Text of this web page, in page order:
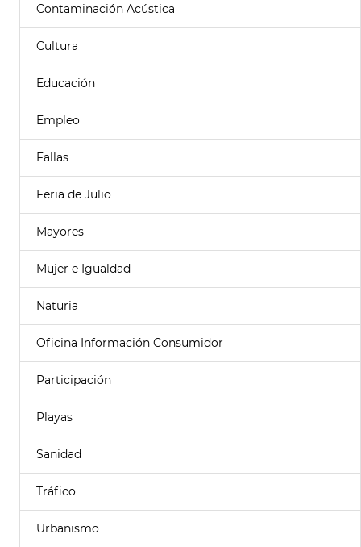
Contaminación Acústica
Cultura
Educación
Empleo
Fallas
Feria de Julio
Mayores
Mujer e Igualdad
Naturia
Oficina Información Consumidor
Participación
Playas
Sanidad
Tráfico
Urbanismo